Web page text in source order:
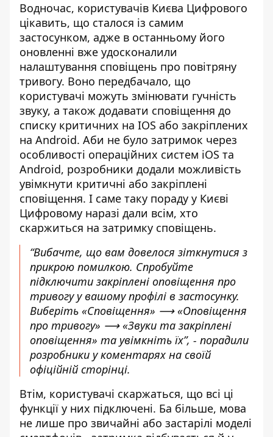
Водночас, користувачів Києва Цифрового
цікавить, що сталося із самим
застосунком, адже в останньому його
оновленні вже удосконалили
налаштування сповіщень про повітряну
тривогу. Воно передбачало, що
користувачі можуть змінювати гучність
звуку, а також додавати сповіщення до
списку критичних на IOS або закріплених
на Android. Аби не було затримок через
особливості операційних систем iOS та
Android, розробники додали можливість
увімкнути критичні або закріплені
сповіщення. І саме таку пораду у Києві
Цифровому наразі дали всім, хто
скаржиться на затримку сповіщень.
“Вибачте, що вам довелося зіткнутися з
прикрою помилкою. Спробуйте
підключити закріплені оповіщення про
тривогу у вашому профілі в застосунку.
Виберіть «Сповіщення» ⟶ «Оповіщення
про тривогу» ⟶ «Звуки та закріплені
оповіщення» та увімкніть їх”, - порадили
розробники у коментарях на своїй
офіційній сторінці.
Втім, користувачі скаржаться, що всі ці
функції у них підключені. Ба більше, мова
не лише про звичайні або застарілі моделі